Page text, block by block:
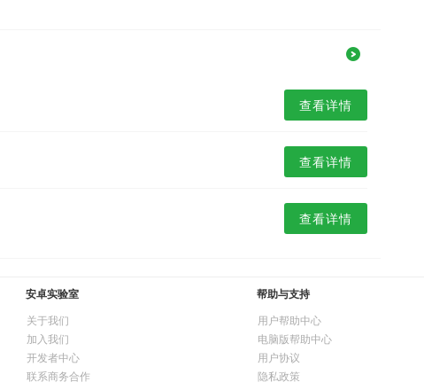
查看详情
查看详情
查看详情
安卓实验室
关于我们
加入我们
开发者中心
联系商务合作
帮助与支持
用户帮助中心
电脑版帮助中心
用户协议
隐私政策